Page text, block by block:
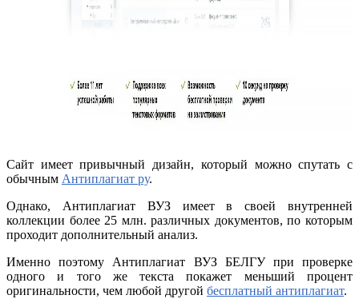
Сайт имеет привычный дизайн, который можно спутать с
обычным Антиплагиат ру.
Однако, Антиплагиат ВУЗ имеет в своей внутренней
коллекции более 25 млн. различных документов, по которым
проходит дополнительный анализ.
Именно поэтому Антиплагиат ВУЗ БЕЛГУ при проверке
одного и того же текста покажет меньший процент
оригинальности, чем любой другой бесплатный антиплагиат.